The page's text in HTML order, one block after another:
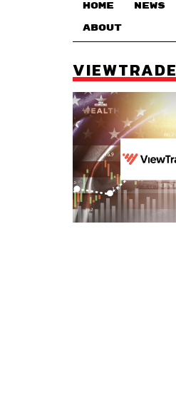
HOME NEWS
ABOUT
VIEWTRADE